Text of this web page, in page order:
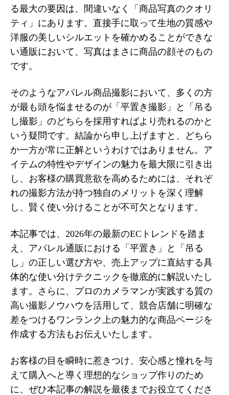
る最大の要因は、間違いなく「商品写真のクオリ
ティ」にあります。直接手に取って生地の質感や
洋服の美しいシルエットを確かめることができな
い通販において、写真はまさに商品の顔そのもの
です。
そのようなアパレル商品撮影において、多くの方
が最も頭を悩ませるのが「平置き撮影」と「吊る
し撮影」のどちらを採用すればより売れるのかと
いう疑問です。結論から申し上げますと、どちら
か一方が常に正解というわけではありません。ア
イテムの特性やデザインの魅力を最大限に引き出
し、お客様の購買意欲を高めるためには、それぞ
れの撮影方法が持つ独自のメリットを深く理解
し、賢く使い分けることが不可欠となります。
本記事では、2026年の最新のECトレンドを踏ま
え、アパレル通販における「平置き」と「吊る
し」の正しい選び方や、売上アップに直結する具
体的な使い分けテクニックを徹底的に解説いたし
ます。さらに、プロのカメラマンが実践する質の
高い撮影ノウハウを活用して、競合店舗に明確な
差をつけるワンランク上の魅力的な商品ページを
作成する方法もお伝えいたします。
お客様の目を瞬時に惹きつけ、安心感と憧れを与
えて購入へと導く理想的なショップ作りのため
に、ぜひ本記事の解説を最後までお役立てくださ